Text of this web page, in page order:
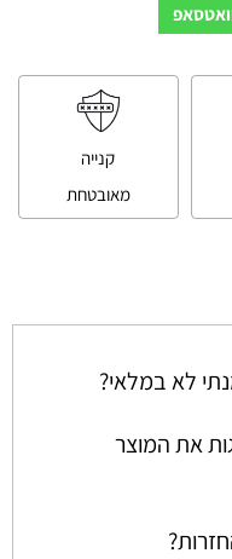
קנייה
מאובטחת
לא במלאי?
את המוצר